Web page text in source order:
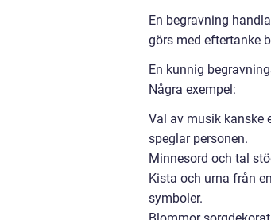
En begravning
görs med eftertanke
En kunnig
Några exempel:
Val av musik kanske
speglar personen.
Minnesord och tal
Kista och urna från
symboler.